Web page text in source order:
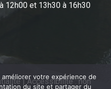
12h00 et 13h30 à 16h30
|Accessibilité : non
votre expérience de
du site et partager du